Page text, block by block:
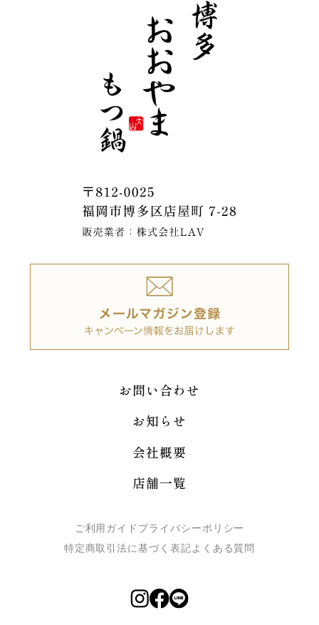
お問い合わせ
お知らせ
会社概要
店舗一覧
ご利用ガイド プライバシーポリシー
特定商取引法に基づく表記よくある質問